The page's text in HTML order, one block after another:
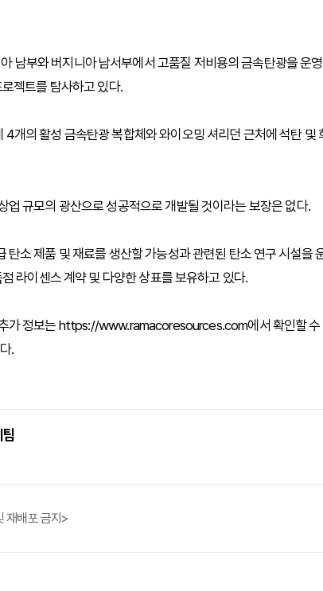
남부와 버지니아 남서부에서 고품질 저비용의 금속탄광을 운
젝트를 탐사하고 있다.
개의 활성 금속탄광 복합체와 와이오밍 셔리던 근처에 석탄 및
업 규모의 광산으로 성공적으로 개발될 것이라는 보장은 없다.
탄소 제품 및 재료를 생산할 가능성과 관련된 탄소 연구 시설을
라이센스 계약 및 다양한 상표를 보유하고 있다.
가 정보는 https://www.ramacoresources.com에서 확인할 수
.
재배포 금지>